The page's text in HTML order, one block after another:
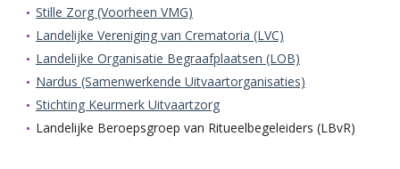
Stille Zorg (Voorheen VMG)
Landelijke Vereniging van Crematoria (LVC)
Landelijke Organisatie Begraafplaatsen (LOB)
Nardus (Samenwerkende Uitvaartorganisaties)
Stichting Keurmerk Uitvaartzorg
Landelijke Beroepsgroep van Ritueelbegeleiders (LBvR)